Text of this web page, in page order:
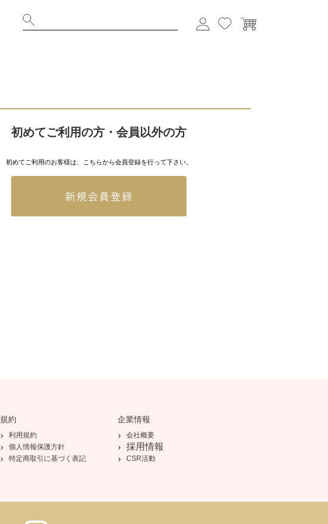
初めてご利用の方・会員以外の方
初めてご利用のお客様は、こちらから会員登録を行って下さい。
規約
利用規約
個人情報保護方針
特定商取引に基づく表記
企業情報
会社概要
採用情報
CSR活動